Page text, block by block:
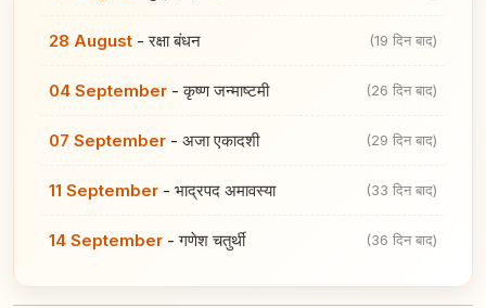
28 August -रक्षा बंधन (19 दिन बाद)
04 September -कृष्ण जन्माष्टमी (26 दिन बाद)
07 September - अजा एकादशी (29 दिन बाद)
11 September - भाद्रपद अमावस्या (33 दिन बाद)
14 September -गणेश चतुर्थी (36 दिन बाद)